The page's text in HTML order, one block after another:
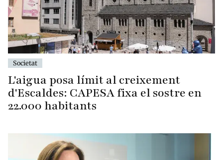
Societat
L'aigua posa límit al creixement
d'Escaldes: CAPESA fixa el sostre en
22.000 habitants